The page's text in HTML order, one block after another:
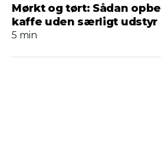
Mørkt og tørt: Sådan
kaffe uden særligt udstyr
5 min